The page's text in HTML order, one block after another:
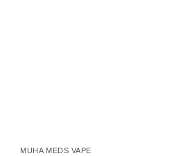
MUHA MEDS VAPE